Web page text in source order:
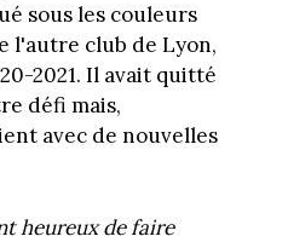
sous les couleurs
l'autre club de Lyon,
2021. Il avait quitté
défi mais,
avec de nouvelles
heureux de faire